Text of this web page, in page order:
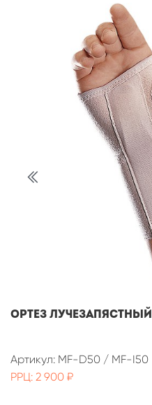
Ортез лучезапястный
Артикул: MF-D50 / MF-I50
РРЦ: 2 900 ₽